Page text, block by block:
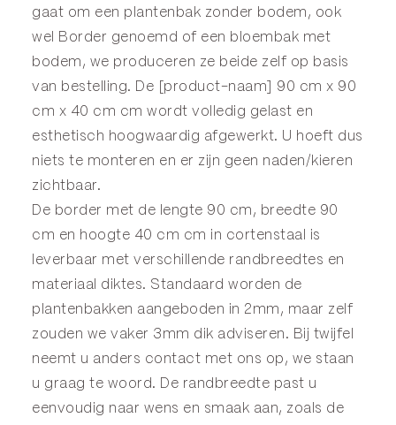
gaat om een plantenbak zonder bodem, ook
wel
Border genoemd of een bloembak met
bodem, we produceren ze beide zelf op basis
van bestelling. De [product-naam] 90 cm x 90
cm x 40 cm cm wordt volledig gelast en
esthetisch hoogwaardig afgewerkt. U hoeft dus
niets te monteren en er zijn geen naden/kieren
zichtbaar.
De border met de lengte 90 cm, breedte 90
cm en hoogte 40 cm cm in cortenstaal is
leverbaar met verschillende randbreedtes en
materiaal diktes. Standaard worden de
plantenbakken aangeboden in 2mm, maar zelf
zouden we vaker 3mm dik adviseren. Bij twijfel
neemt u anders contact met ons op, we staan
u graag te woord. De randbreedte past u
eenvoudig naar wens en smaak aan, zoals de